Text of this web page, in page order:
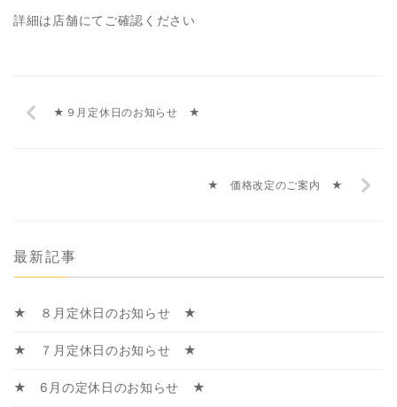
詳細は店舗にてご確認ください
★９月定休日のお知らせ ★
★ 価格改定のご案内 ★
最新記事
★ ８月定休日のお知らせ ★
★ ７月定休日のお知らせ ★
★ 6月の定休日のお知らせ ★